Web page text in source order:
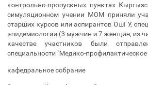
контрольно-пропускных пунктах
симуляционном учении МОМ приняли
старших курсов или аспирантов ОшГУ,
эпидемиологии (3 мужчин и 7 женщин, из
качестве участников были
специальности "Медико-профилактическое
кафедральное собрание